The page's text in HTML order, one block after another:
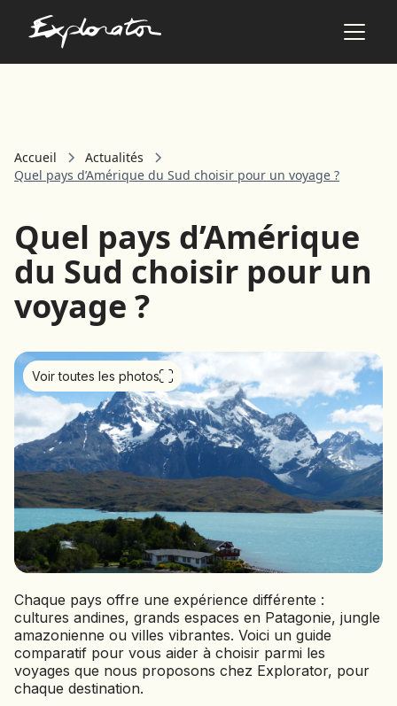
AFRIQUE DU SUD
ALBANIE
ANGOLA
ARABIE SAOUDITE
ARGENTINE
AZERBAÏDJAN
BANGLADESH
BÉNIN
BHOUTAN
BOLIVIE
BOSNIE-HERZÉGOVINE
BOTSWANA
BRÉSIL
BURUNDI
CAMBODGE
CAP VERT
CHINE
CHYPRE
COLOMBIE
CORÉE DU SUD
COSTA RICA
Accueil
Actualités
Quel pays d’Amérique du Sud choisir pour un voyage ?
Quel pays d’Amérique
du Sud choisir pour un
voyage ?
Voir toutes les photos
Chaque pays offre une expérience différente :
cultures andines, grands espaces en Patagonie, jungle
amazonienne ou villes vibrantes. Voici un guide
comparatif pour vous aider à choisir parmi les
voyages que nous proposons chez Explorator, pour
chaque destination.